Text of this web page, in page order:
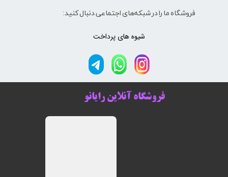
فروشگاه آنلاین رایانو
فروشگاه ما را در شبکه‌های اجتماعی دنبال کنید:
شیوه های پرداخت